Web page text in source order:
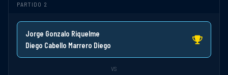
PARTIDO 2
Jorge Gonzalo Riquelme
Diego Cabello Marrero Diego
VS